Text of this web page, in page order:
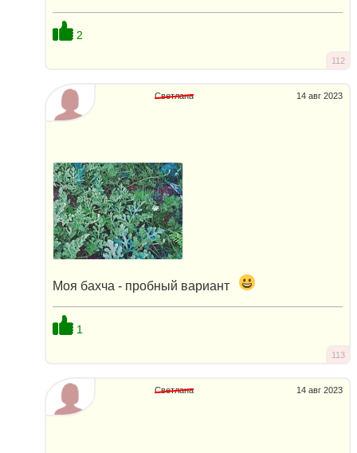
2
112
14 авг 2023
Светлана
Моя бахча - пробный вариант
1
113
14 авг 2023
Светлана